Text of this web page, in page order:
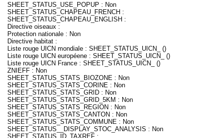
SHEET_STATUS_USE_POPUP : Non
SHEET_STATUS_CHAPEAU_FRENCH :
SHEET_STATUS_CHAPEAU_ENGLISH :
Directive oiseaux :
Protection nationale : Non
Directive habitat :
Liste rouge UICN mondiale : SHEET_STATUS_UICN_ ()
Liste rouge UICN européene : SHEET_STATUS_UICN_ ()
Liste rouge UICN France : SHEET_STATUS_UICN_ ()
ZNIEFF : Non
SHEET_STATUS_STATS_BIOZONE : Non
SHEET_STATUS_STATS_CORINE : Non
SHEET_STATUS_STATS_GRID : Non
SHEET_STATUS_STATS_GRID_5KM : Non
SHEET_STATUS_STATS_REGION : Non
SHEET_STATUS_STATS_CANTON : Non
SHEET_STATUS_STATS_COMMUNE : Non
SHEET_STATUS__DISPLAY_STOC_ANALYSIS : Non
SHEET_STATUS_ID_TAXREF :